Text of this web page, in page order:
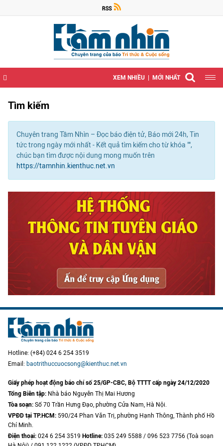
XEM NHIỀU MỚI NHẤT
Tìm kiếm
Chuyên trang Tầm Nhìn – Đọc báo điện tử, Báo mới 24h, Tin
tức trong ngày mới nhất - Kết quả tìm kiếm cho từ khóa "",
chúc bạn tìm được nội dung mong muốn trên
https://tamnhin.kienthuc.net.vn
Hotline: (+84) 024 6 254 3519
Email: baotrithuccuocsong@kienthuc.net.vn
Giấy phép hoạt động báo chí số 25/GP-CBC, Bộ TTTT cấp ngày 24/12/2020
Tổng Biên tập: Nhà báo Nguyễn Thị Mai Hương
Tòa soạn: Số 70 Trần Hưng Đạo, phường Cửa Nam, Hà Nội.
VPĐD tại TP.HCM: 590/24 Phan Văn Trị, phường Hạnh Thông, Thành phố Hồ
Chí Minh.
Điện thoại: 024 6 254 3519 Hotline: 035 249 5588 / 096 523 7756 (Toà soạn